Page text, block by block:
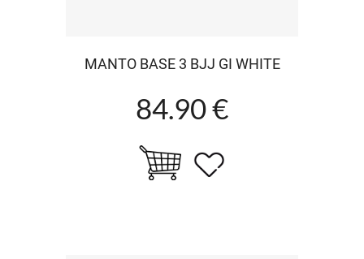
MANTO BASE 3 BJJ GI WHITE
84.90 €